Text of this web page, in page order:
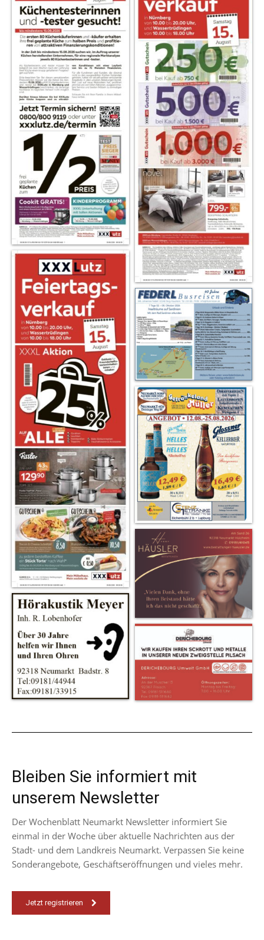
Bleiben Sie informiert mit
unserem Newsletter
Der Wochenblatt Neumarkt Newsletter informiert Sie
einmal in der Woche über aktuelle Nachrichten aus der
Stadt- und dem Landkreis Neumarkt. Verpassen Sie keine
Sonderangebote, Geschäftseröffnungen und vieles mehr.
Jetzt registrieren